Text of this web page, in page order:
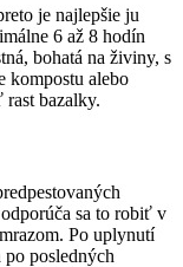
je najlepšie ju
6 až 8 hodín
bohatá na živiny, s
kompostu alebo
bazalky.
sa to robiť v
Po uplynutí
po posledných